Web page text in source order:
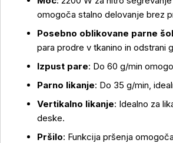
Več o izdelku
omogoča stalno delovanje brez
Posebno oblikovane parne
para prodre v tkanino in odstrani
Izpust pare: Do 60 g/min
Parno likanje: Do 35 g/min,
Vertikalno likanje: Idealno za
deske.
Pršilo: Funkcija pršenja